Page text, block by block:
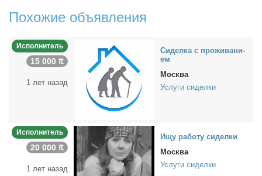
Похожие объявления
Исполнитель
15 000 ₶
1 лет назад
Си­дел­ка с про­жи­ва­ни­
ем
Москва
Услуги сиделки
Исполнитель
20 000 ₶
1 лет назад
Ищу ра­бо­ту си­дел­ки
Москва
Услуги сиделки